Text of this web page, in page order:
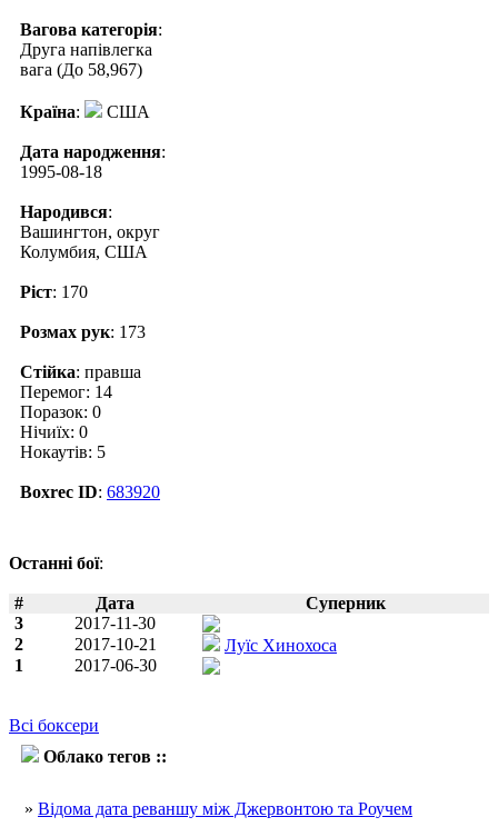
Вагова категорія:
Друга напівлегка
вага (До 58,967)
Країна: США
Дата народження:
1995-08-18
Народився:
Вашингтон, округ
Колумбия, США
Ріст: 170
Розмах рук: 173
Стійка: правша
Перемог: 14
Поразок: 0
Нічиїх: 0
Нокаутів: 5
Boxrec ID: 683920
Останні бої:
# Дата
Суперник
3
2017-11-30
2
2017-10-21
Луїс Хинохоса
1
2017-06-30
Всі боксери
Облако тегов ::
» Відома дата реваншу між Джервонтою та Роучем